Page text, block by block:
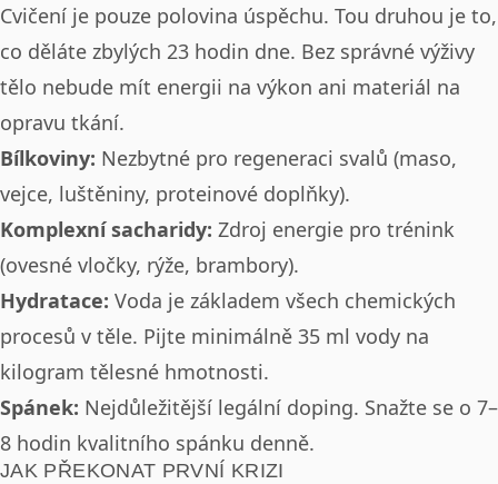
Cvičení je pouze polovina úspěchu. Tou druhou je to,
co děláte zbylých 23 hodin dne. Bez správné výživy
tělo nebude mít energii na výkon ani materiál na
opravu tkání.
Bílkoviny: Nezbytné pro regeneraci svalů (maso,
vejce, luštěniny, proteinové doplňky).
Komplexní sacharidy: Zdroj energie pro trénink
(ovesné vločky, rýže, brambory).
Hydratace: Voda je základem všech chemických
procesů v těle. Pijte minimálně 35 ml vody na
kilogram tělesné hmotnosti.
Spánek: Nejdůležitější legální doping. Snažte se o 7–
8 hodin kvalitního spánku denně.
JAK PŘEKONAT PRVNÍ KRIZI